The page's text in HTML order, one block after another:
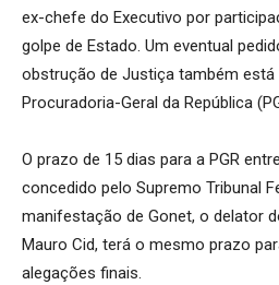
ex-chefe do Executivo por
golpe de Estado. Um eventual
obstrução de Justiça também está
Procuradoria-Geral da República
O prazo de 15 dias para a PGR
concedido pelo Supremo Tribunal
manifestação de Gonet, o delator
Mauro Cid, terá o mesmo prazo
alegações finais.